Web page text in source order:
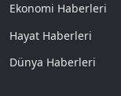
Ekonomi Haberleri
Hayat Haberleri
Dünya Haberleri